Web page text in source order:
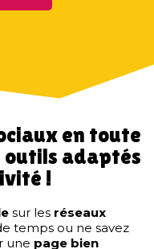
en toute
outils adaptés
!
sur les réseaux
temps ou ne savez
une page bien